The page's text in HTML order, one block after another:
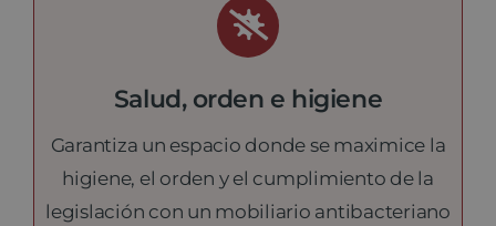
Salud, orden e higiene
Garantiza un espacio donde se maximice la
higiene, el orden y el cumplimiento de la
legislación con un mobiliario antibacteriano